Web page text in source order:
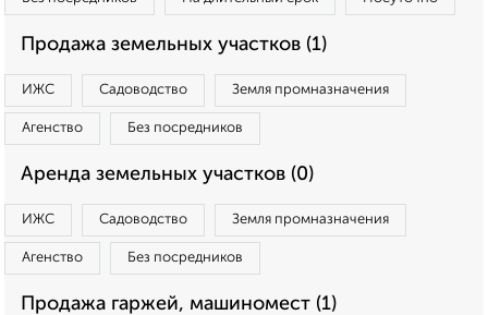
Продажа земельных участков (1)
ИЖС Садоводство Земля промназначения
Агенство Без посредников
Аренда земельных участков (0)
ИЖС Садоводство Земля промназначения
Агенство Без посредников
Продажа гаржей, машиномест (1)